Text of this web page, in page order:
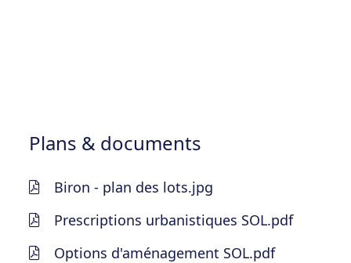
Plans & documents
Biron - plan des lots.jpg
Prescriptions urbanistiques SOL.pdf
Options d'aménagement SOL.pdf